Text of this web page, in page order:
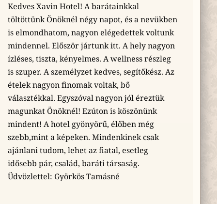
Kedves Xavin Hotel! A barátainkkal
töltöttünk Önöknél négy napot, és a nevükben
is elmondhatom, nagyon elégedettek voltunk
mindennel. Először jártunk itt. A hely nagyon
ízléses, tiszta, kényelmes. A wellness részleg
is szuper. A személyzet kedves, segítőkész. Az
ételek nagyon finomak voltak, bő
választékkal. Egyszóval nagyon jól éreztük
magunkat Önöknél! Ezúton is köszönünk
mindent! A hotel gyönyörű, élőben még
szebb,mint a képeken. Mindenkinek csak
ajánlani tudom, lehet az fiatal, esetleg
idősebb pár, család, baráti társaság.
Üdvözlettel: Györkös Tamásné